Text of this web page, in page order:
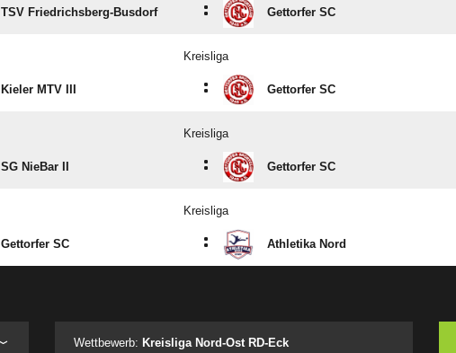
TSV Friedrichsberg-Busdorf : Gettorfer SC
Kreisliga
Kieler MTV III : Gettorfer SC
Kreisliga
SG NieBar II : Gettorfer SC
Kreisliga
Gettorfer SC : Athletika Nord
Wettbewerb: Kreisliga Nord-Ost RD-Eck